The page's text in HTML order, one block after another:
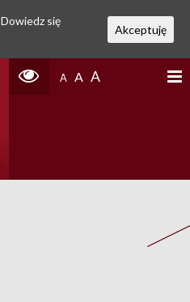
A A A
Dowiedz się
Akceptuję